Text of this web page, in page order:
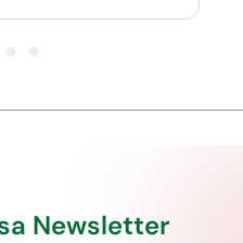
Newsletter